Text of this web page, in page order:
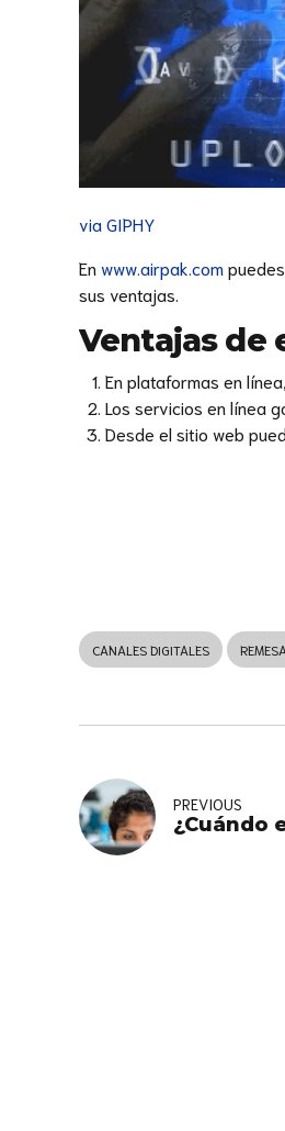
via GIPHY
En www.airpak.com
sus ventajas.
Ventajas de
En plataformas en
Los servicios en línea
Desde el sitio web
CANALES DIGITALES
PREVIOUS
¿Cuándo